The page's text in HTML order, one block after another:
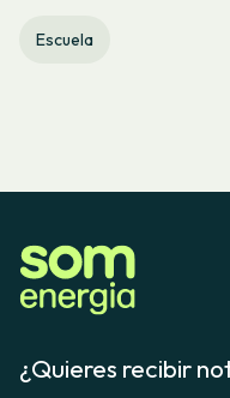
Escuela
¿Quieres recibir